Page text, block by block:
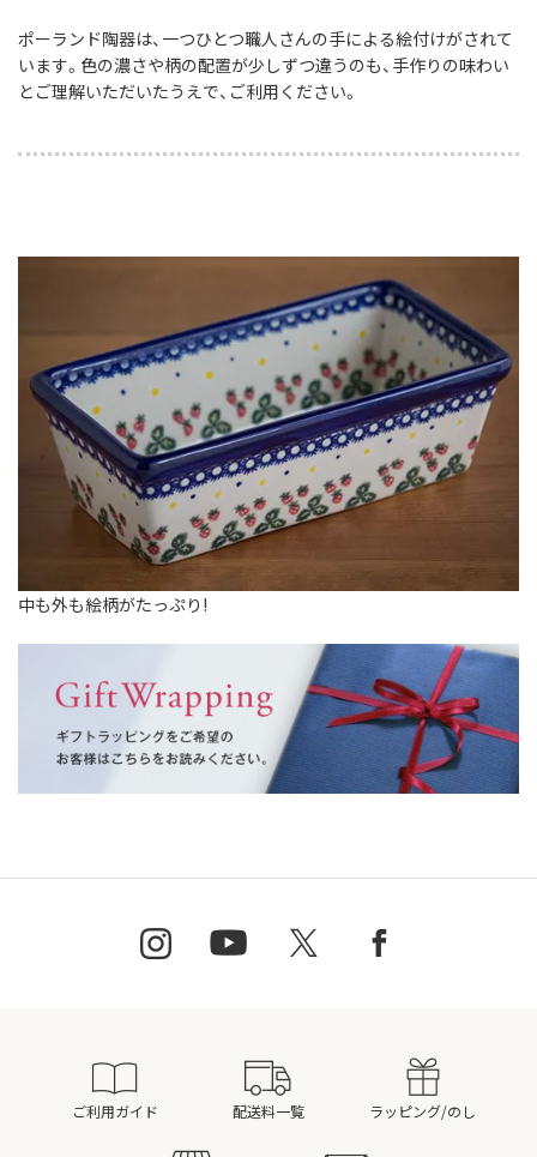
ポーランド陶器は、一つひとつ職人さんの手による絵付けがされて
います。色の濃さや柄の配置が少しずつ違うのも、手作りの味わい
とご理解いただいたうえで、ご利用ください。
中も外も絵柄がたっぷり!
ご利用ガイド 配送料一覧 ラッピング/のし